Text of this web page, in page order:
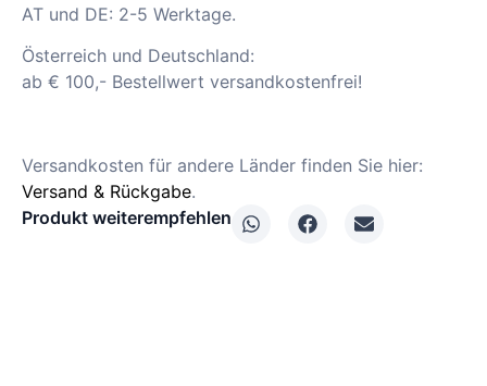
AT und DE: 2-5 Werktage.
Österreich und Deutschland:
ab € 100,- Bestellwert versandkostenfrei!
Versandkosten für andere Länder finden Sie hier:
Versand & Rückgabe.
Produkt weiterempfehlen